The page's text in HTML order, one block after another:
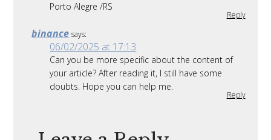
Porto Alegre /RS
Reply
binance says:
06/02/2025 at 17:13
Can you be more specific about the content of
your article? After reading it, I still have some
doubts. Hope you can help me.
Reply